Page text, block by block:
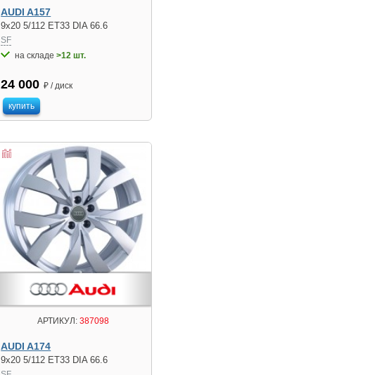
AUDI A157
9x20 5/112 ET33 DIA 66.6
SF
на складе>12 шт.
24 000 ₽ / диск
купить
АРТИКУЛ: 387098
AUDI A174
9x20 5/112 ET33 DIA 66.6